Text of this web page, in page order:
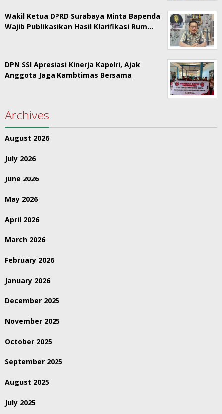
Wakil Ketua DPRD Surabaya Minta Bapenda
Wajib Publikasikan Hasil Klarifikasi Rum…
DPN SSI Apresiasi Kinerja Kapolri, Ajak
Anggota Jaga Kambtimas Bersama
Archives
August 2026
July 2026
June 2026
May 2026
April 2026
March 2026
February 2026
January 2026
December 2025
November 2025
October 2025
September 2025
August 2025
July 2025